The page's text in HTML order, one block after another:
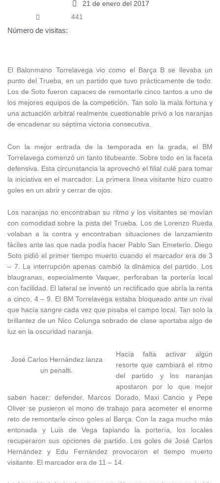
21 de enero del 2017
Número de visitas:
441
El Balonmano Torrelavega vio como el Barça B se llevaba un
punto del Trueba, en un partido que tuvo prácticamente de todo.
Los de Soto fueron capaces de remontarle cinco tantos a uno de
los mejores equipos de la competición. Tan solo la mala fortuna y
una actuación arbitral realmente cuestionable privó a los naranjas
de encadenar su séptima victoria consecutiva.
Con la mejor entrada de la temporada en la grada, el BM
Torrelavega comenzó un tanto titubeante. Sobre todo en la faceta
defensiva. Esta circunstancia la aprovechó el filial culé para tomar
la iniciativa en el marcador. La primera línea visitante hizo cuatro
goles en un abrir y cerrar de ojos.
Los naranjas no encontraban su ritmo y los visitantes se movían
con comodidad sobre la pista del Trueba. Los de Lorenzo Rueda
volaban a la contra y encontraban situaciones de lanzamiento
fáciles ante las que nada podía hacer Pablo San Emeterio. Diego
Soto pidió el primer tiempo muerto cuando el marcador era de 3
– 7. La interrupción apenas cambió la dinámica del partido. Los
blaugranas, especialmente Vaquer, perforaban la portería local
con facilidad. El lateral se inventó un rectificado que abría la renta
a cinco, 4 – 9. El BM Torrelavega estaba bloqueado ante un rival
que hacía sangre cada vez que pisaba el campo local. Tan solo la
brillantez de un Nico Colunga sobrado de clase aportaba algo de
luz en la oscuridad naranja.
José Carlos Hernández lanza
un penalti.
Hacía falta activar algún
resorte que cambiará el ritmo
del partido y los naranjas
apostaron por lo que mejor
saben hacer: defender. Marcos Dorado, Maxi Cancio y Pepe
Oliver se pusieron el mono de trabajo para acometer el enorme
reto de remontarle cinco goles al Barça. Con la zaga mucho más
entonada y Luis de Vega tapiando la portería, los locales
recuperaron sus opciones de partido. Los goles de José Carlos
Hernández y Edu Fernández provocaron el tiempo muerto
visitante. El marcador era de 11 – 14.